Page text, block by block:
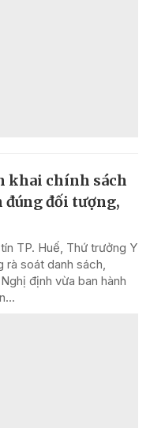
khai chính sách
đúng đối tượng,
TP. Huế, Thứ trưởng Y
rà soát danh sách,
định vừa ban hành